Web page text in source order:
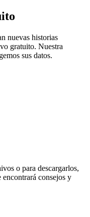
nuevas historias
gratuito. Nuestra
sus datos.
o para descargarlos,
encontrará consejos y